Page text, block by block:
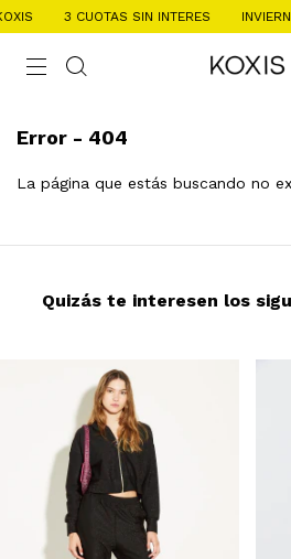
3 CUOTAS SIN INTERES
Error - 404
La página que estás buscando no
Quizás te interesen los